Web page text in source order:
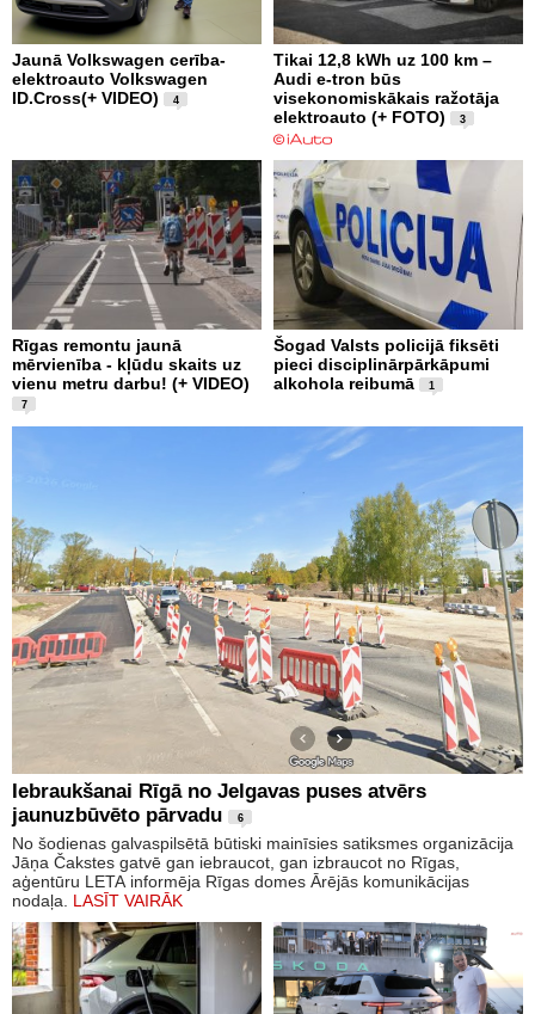
Jaunā Volkswagen cerība-
elektroauto Volkswagen
ID.Cross(+ VIDEO)
4
Tikai 12,8 kWh uz 100 km –
Audi e-tron būs
visekonomiskākais ražotāja
elektroauto (+ FOTO)
3
Rīgas remontu jaunā
mērvienība - kļūdu skaits uz
vienu metru darbu! (+ VIDEO)
7
Šogad Valsts policijā fiksēti
pieci disciplinārpārkāpumi
alkohola reibumā
1
Iebraukšanai Rīgā no Jelgavas puses atvērs
jaunuzbūvēto pārvadu
6
No šodienas galvaspilsētā būtiski mainīsies satiksmes organizācija
Jāņa Čakstes gatvē gan iebraucot, gan izbraucot no Rīgas,
aģentūru LETA informēja Rīgas domes Ārējās komunikācijas
nodaļa. LASĪT VAIRĀK